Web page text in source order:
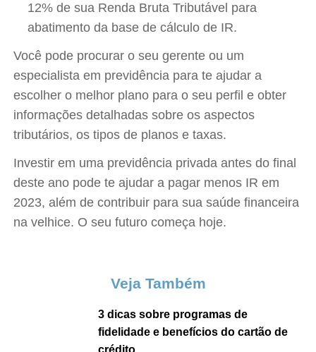
12% de sua Renda Bruta Tributável para
abatimento da base de cálculo de IR.
Você pode procurar o seu gerente ou um
especialista em previdência para te ajudar a
escolher o melhor plano para o seu perfil e obter
informações detalhadas sobre os aspectos
tributários, os tipos de planos e taxas.
Investir em uma previdência privada antes do final
deste ano pode te ajudar a pagar menos IR em
2023, além de contribuir para sua saúde financeira
na velhice. O seu futuro começa hoje.
Veja Também
3 dicas sobre programas de
fidelidade e benefícios do cartão de
crédito